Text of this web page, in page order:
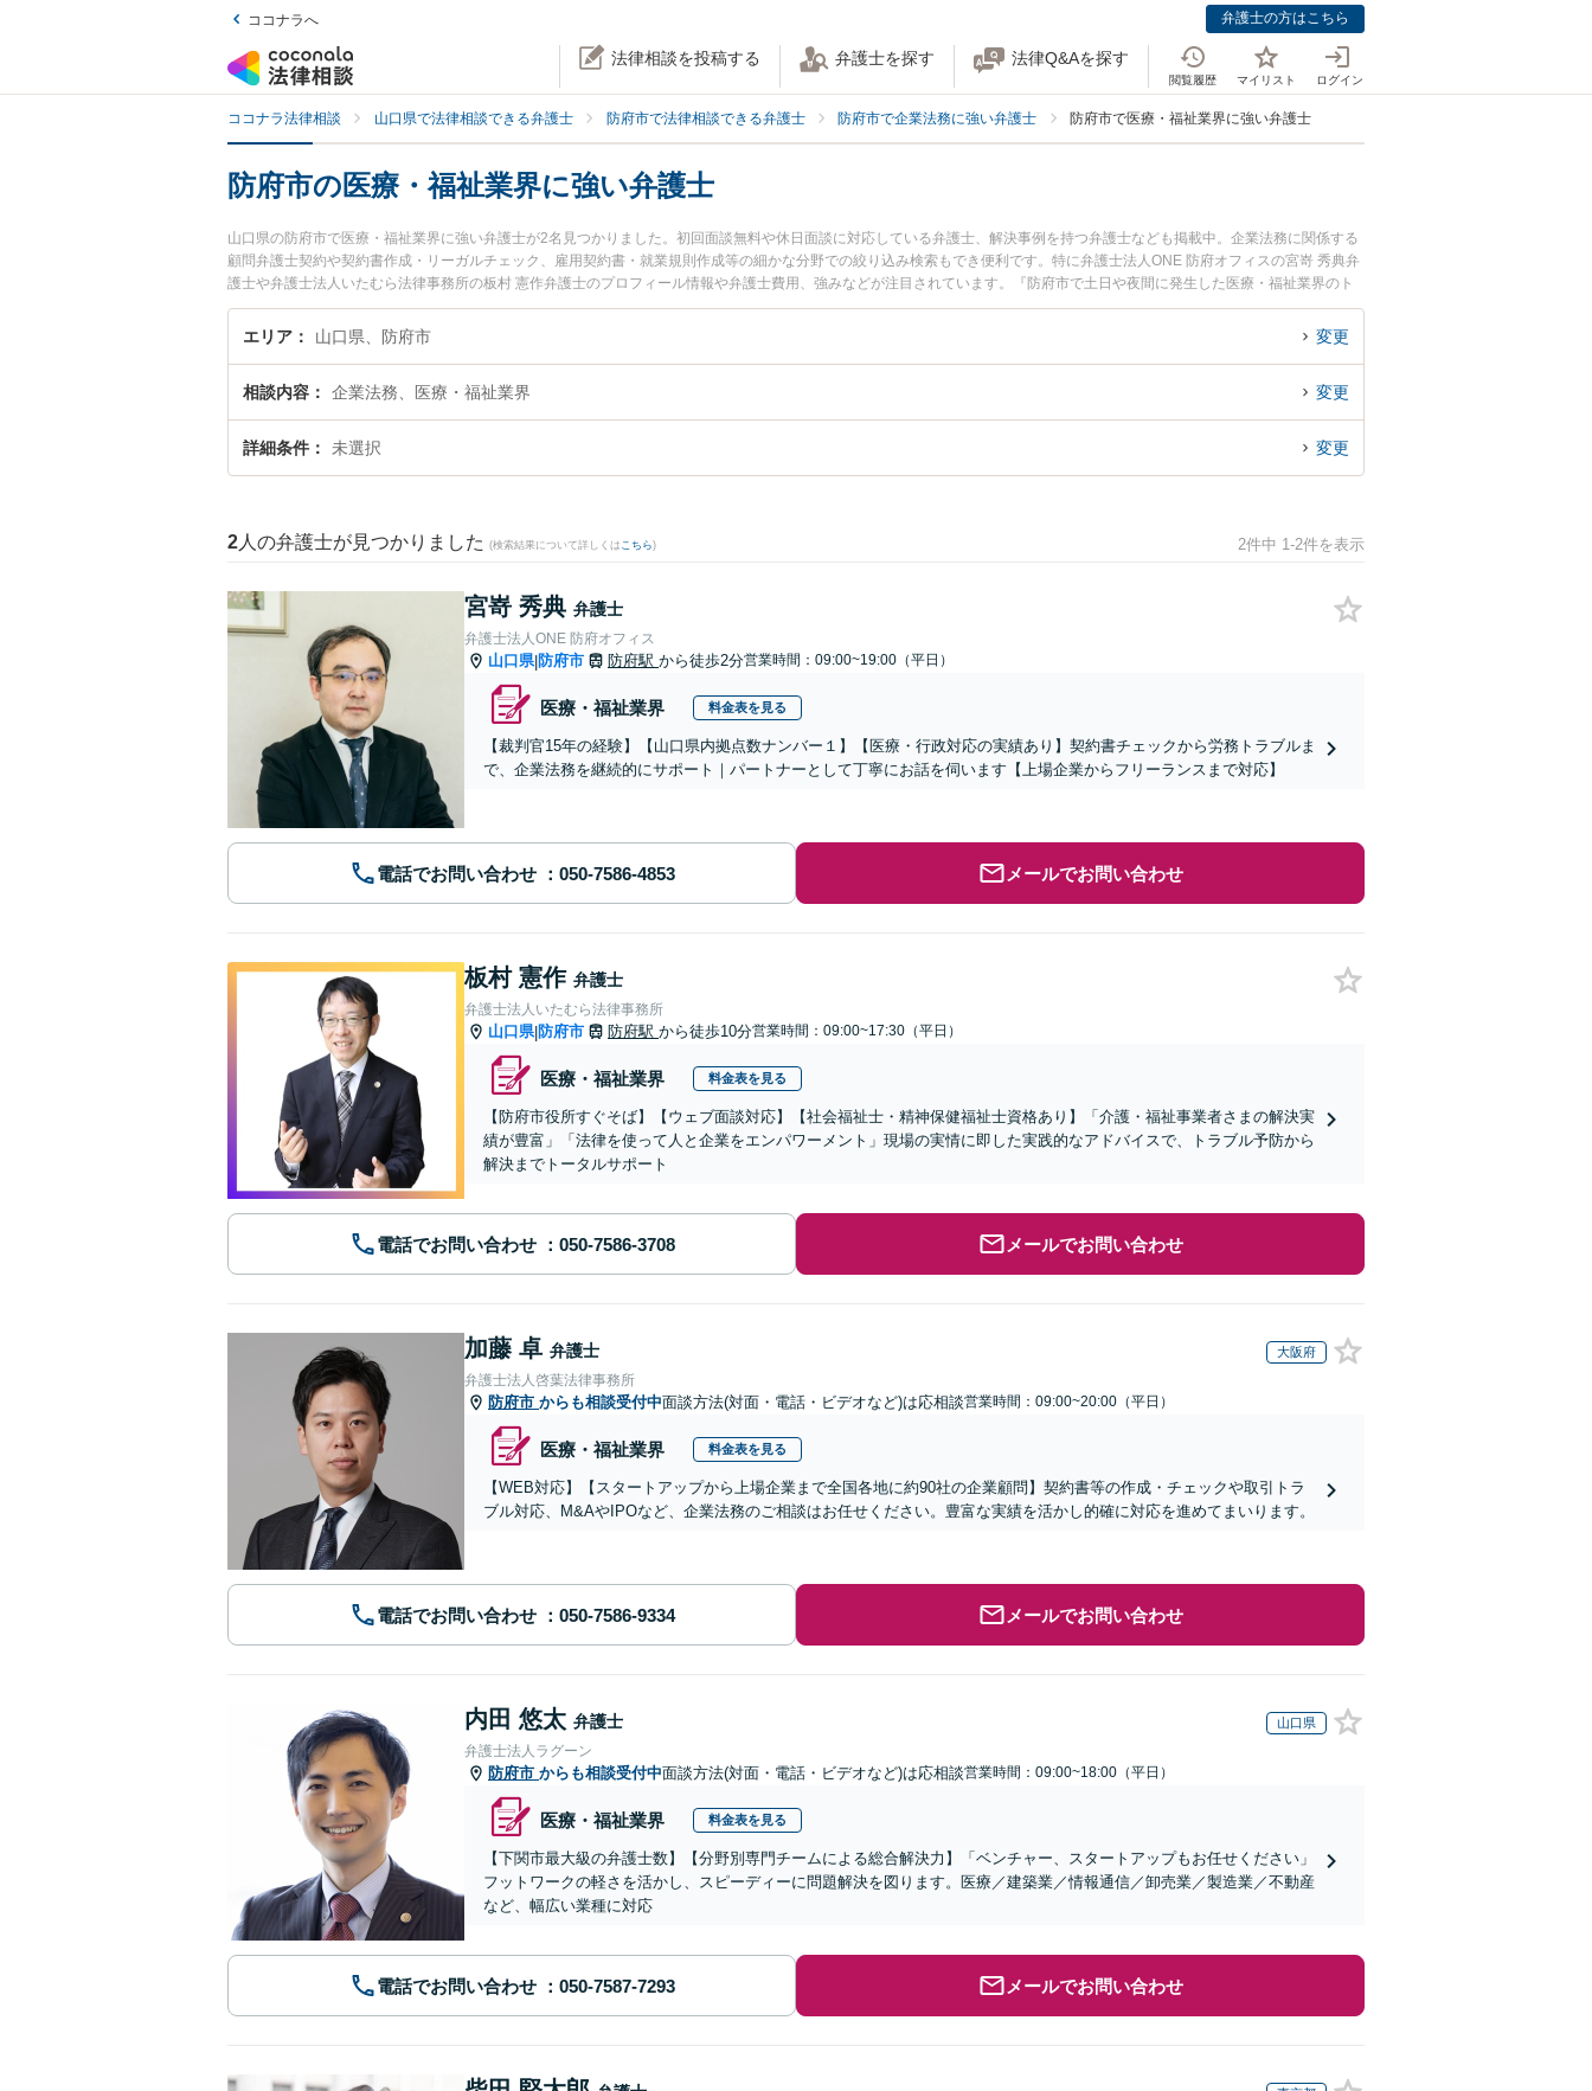
ココナラへ 弁護士の方はこちら
法律相談を投稿する 弁護士を探す 法律Q&Aを探す
閲覧履歴 マイリスト ログイン
ココナラ法律相談 山口県で法律相談できる弁護士 防府市で法律相談できる弁護士 防府市で企業法務に強い弁護士 防府市で医療・福祉業界に強い弁護士
防府市の医療・福祉業界に強い弁護士
山口県の防府市で医療・福祉業界に強い弁護士が2名見つかりました。初回面談無料や休日面談に対応している弁護士、解決事例を持つ弁護士なども掲載中。企業法務に関係する
顧問弁護士契約や契約書作成・リーガルチェック、雇用契約書・就業規則作成等の細かな分野での絞り込み検索もでき便利です。特に弁護士法人ONE 防府オフィスの宮嵜 秀典弁
護士や弁護士法人いたむら法律事務所の板村 憲作弁護士のプロフィール情報や弁護士費用、強みなどが注目されています。『防府市で土日や夜間に発生した医療・福祉業界のト
ラブルを今すぐに弁護士に相談したい』『医療・福祉業界のトラブル解決の実績豊富な近くの弁護士を検索したい』『初回相談無料で医療・福祉業界を法律相談できる防府市内の
弁護士に相談予約したい』などでお困りの相談者さんにおすすめです。
エリア 山口県、防府市 変更
相談内容 企業法務、医療・福祉業界 変更
詳細条件 未選択 変更
2 人の弁護士が見つかりました (検索結果について詳しくは こちら) 2件中 1-2件を表示
宮嵜 秀典 弁護士
弁護士法人ONE 防府オフィス
山口県|防府市 防府駅 から徒歩2分営業時間：09:00~19:00（平日）
医療・福祉業界 料金表を見る
【裁判官15年の経験】【山口県内拠点数ナンバー１】【医療・行政対応の実績あり】契約書チェックから労務トラブルま
で、企業法務を継続的にサポート｜パートナーとして丁寧にお話を伺います【上場企業からフリーランスまで対応】
電話でお問い合わせ メールでお問い合わせ
板村 憲作 弁護士
弁護士法人いたむら法律事務所
山口県|防府市 防府駅 から徒歩10分営業時間：09:00~17:30（平日）
医療・福祉業界 料金表を見る
【防府市役所すぐそば】【ウェブ面談対応】【社会福祉士・精神保健福祉士資格あり】「介護・福祉事業者さまの解決実
績が豊富」「法律を使って人と企業をエンパワーメント」現場の実情に即した実践的なアドバイスで、トラブル予防から
解決までトータルサポート
電話でお問い合わせ メールでお問い合わせ
加藤 卓 弁護士 大阪府
弁護士法人啓葉法律事務所
防府市 からも相談受付中面談方法(対面・電話・ビデオなど)は応相談営業時間：09:00~20:00（平日）
医療・福祉業界 料金表を見る
【WEB対応】【スタートアップから上場企業まで全国各地に約90社の企業顧問】契約書等の作成・チェックや取引トラ
ブル対応、M&AやIPOなど、企業法務のご相談はお任せください。豊富な実績を活かし的確に対応を進めてまいります。
電話でお問い合わせ メールでお問い合わせ
内田 悠太 弁護士 山口県
弁護士法人ラグーン
防府市 からも相談受付中面談方法(対面・電話・ビデオなど)は応相談営業時間：09:00~18:00（平日）
医療・福祉業界 料金表を見る
【下関市最大級の弁護士数】【分野別専門チームによる総合解決力】「ベンチャー、スタートアップもお任せください」
フットワークの軽さを活かし、スピーディーに問題解決を図ります。医療／建築業／情報通信／卸売業／製造業／不動産
など、幅広い業種に対応
電話でお問い合わせ メールでお問い合わせ